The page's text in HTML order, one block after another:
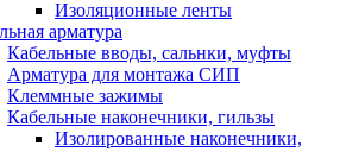
Изоляционные ленты
арматура
Кабельные вводы, сальнки, муфты
Арматура для монтажа СИП
Клеммные зажимы
Кабельные наконечники, гильзы
Изолированные наконечники,